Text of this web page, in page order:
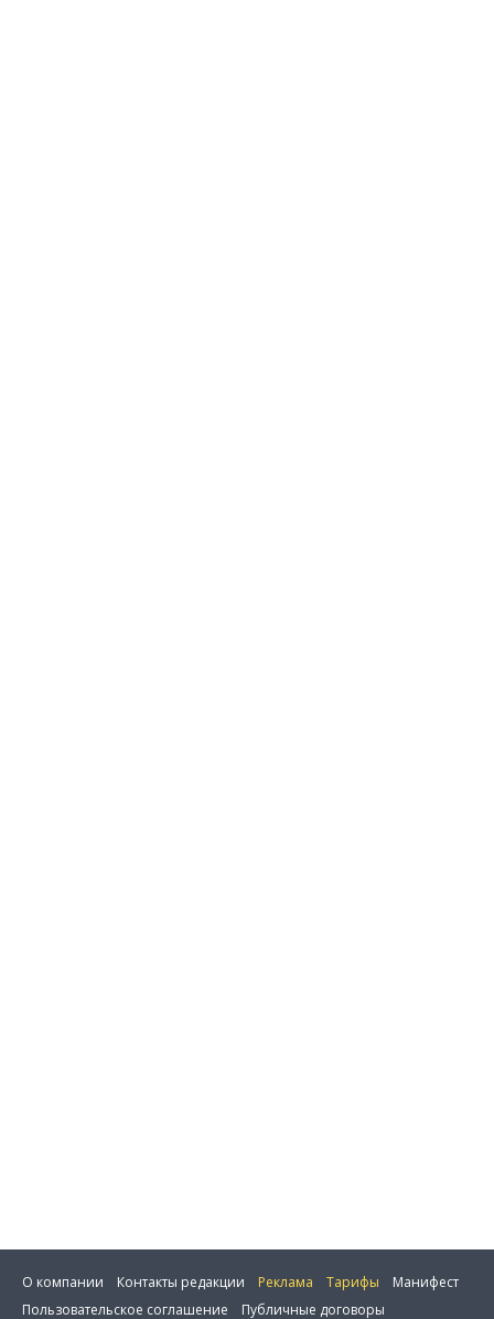
О компании Контакты редакции Реклама Тарифы
Манифест
Пользовательское соглашение
Публичные договоры